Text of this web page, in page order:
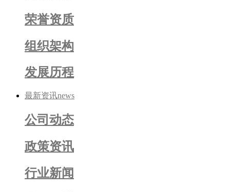
荣誉资质
组织架构
发展历程
最新资讯news
公司动态
政策资讯
行业新闻